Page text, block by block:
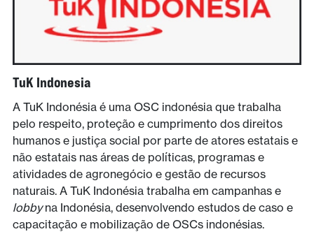
TuK Indonesia
A TuK Indonésia é uma OSC indonésia que trabalha
pelo respeito, proteção e cumprimento dos direitos
humanos e justiça social por parte de atores estatais e
não estatais nas áreas de políticas, programas e
atividades de agronegócio e gestão de recursos
naturais. A TuK Indonésia trabalha em campanhas e
lobbyna Indonésia, desenvolvendo estudos de caso e
capacitação e mobilização de OSCs indonésias.